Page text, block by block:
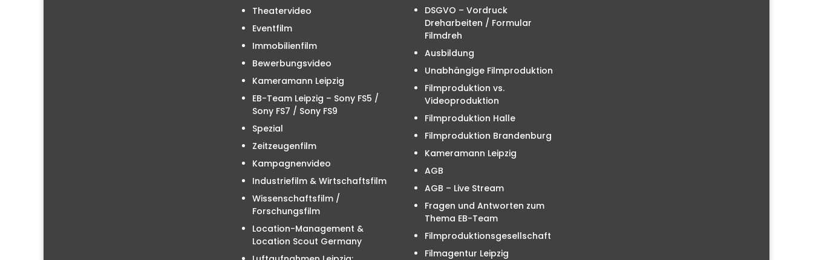
Theatervideo
Eventfilm
Immobilienfilm
Bewerbungsvideo
Kameramann Leipzig
EB-Team Leipzig – Sony FS5 /
Sony FS7 / Sony FS9
Spezial
Zeitzeugenfilm
Kampagnenvideo
Industriefilm & Wirtschaftsfilm
Wissenschaftsfilm /
Forschungsfilm
Location-Management &
Location Scout Germany
DSGVO – Vordruck
Dreharbeiten / Formular
Filmdreh
Ausbildung
Unabhängige Filmproduktion
Filmproduktion vs.
Videoproduktion
Filmproduktion Halle
Filmproduktion Brandenburg
Kameramann Leipzig
AGB
AGB – Live Stream
Fragen und Antworten zum
Thema EB-Team
Filmproduktionsgesellschaft
Filmagentur Leipzig